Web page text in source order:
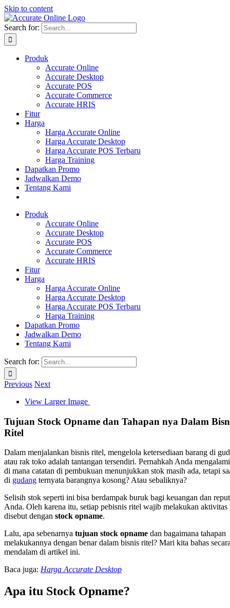
Skip to content
Search for:
Produk
Accurate Online
Accurate Desktop
Accurate POS
Accurate Commerce
Accurate HRIS
Fitur
Harga
Harga Accurate Online
Harga Accurate Desktop
Harga Accurate POS Terbaru
Harga Training
Dapatkan Promo
Jadwalkan Demo
Tentang Kami
Produk
Accurate Online
Accurate Desktop
Accurate POS
Accurate Commerce
Accurate HRIS
Fitur
Harga
Harga Accurate Online
Harga Accurate Desktop
Harga Accurate POS Terbaru
Harga Training
Dapatkan Promo
Jadwalkan Demo
Tentang Kami
Search for:
Previous Next
View Larger Image
Tujuan Stock Opname dan Tahapan nya Dalam
Ritel
Dalam menjalankan bisnis ritel, mengelola ketersediaan barang di
atau rak toko adalah tantangan tersendiri. Pernahkah Anda
di mana catatan di pembukuan menunjukkan stok masih ada, tetapi
di gudang ternyata barangnya kosong? Atau sebaliknya?
Selisih stok seperti ini bisa berdampak buruk bagi keuangan dan
Anda. Oleh karena itu, setiap pebisnis ritel wajib melakukan aktivitas
disebut dengan stock opname.
Lalu, apa sebenarnya tujuan stock opname dan bagaimana tahapan
melakukannya dengan benar dalam bisnis ritel? Mari kita bahas
mendalam di artikel ini.
Baca juga: Harga Accurate Desktop
Apa itu Stock Opname?